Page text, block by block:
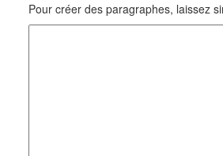
Pour créer des paragraphes, laissez